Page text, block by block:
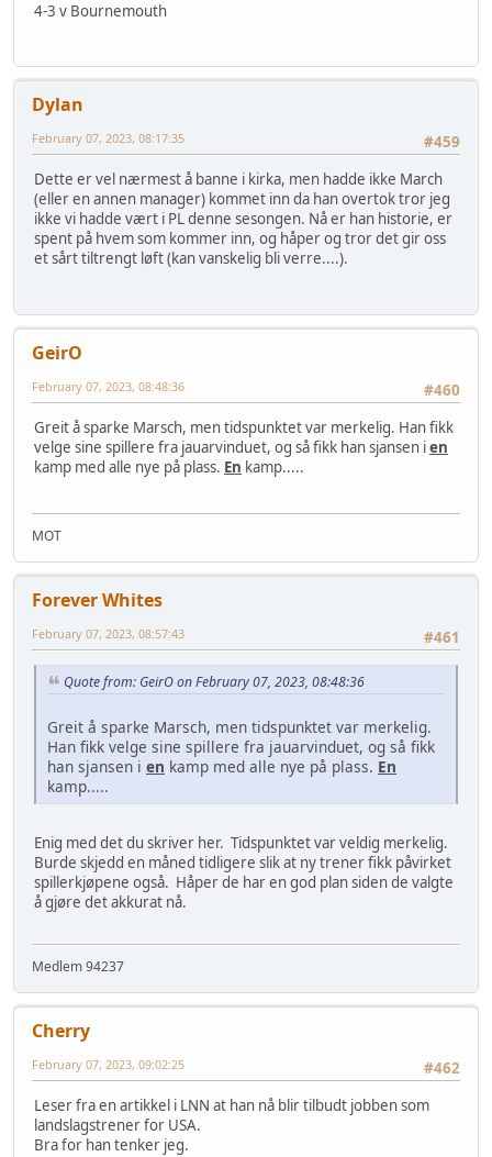
4-3 v Bournemouth
Dylan
#459
February 07, 2023, 08:17:35
Dette er vel nærmest å banne i kirka, men hadde ikke March
(eller en annen manager) kommet inn da han overtok tror jeg
ikke vi hadde vært i PL denne sesongen. Nå er han historie, er
spent på hvem som kommer inn, og håper og tror det gir oss
et sårt tiltrengt løft (kan vanskelig bli verre....).
GeirO
#460
February 07, 2023, 08:48:36
Greit å sparke Marsch, men tidspunktet var merkelig. Han fikk
velge sine spillere fra jauarvinduet, og så fikk han sjansen ien
kamp med alle nye på plass. En kamp.....
MOT
Forever Whites
#461
February 07, 2023, 08:57:43
Quote from: GeirO on February 07, 2023, 08:48:36
Greit å sparke Marsch, men tidspunktet var merkelig.
Han fikk velge sine spillere fra jauarvinduet, og så fikk
han sjansen i en kamp med alle nye på plass. En
kamp.....
Enig med det du skriver her. Tidspunktet var veldig merkelig.
Burde skjedd en måned tidligere slik at ny trener fikk påvirket
spillerkjøpene også. Håper de har en god plan siden de valgte
å gjøre det akkurat nå.
Medlem 94237
Cherry
#462
February 07, 2023, 09:02:25
Leser fra en artikkel i LNN at han nå blir tilbudt jobben som
landslagstrener for USA.
Bra for han tenker jeg.